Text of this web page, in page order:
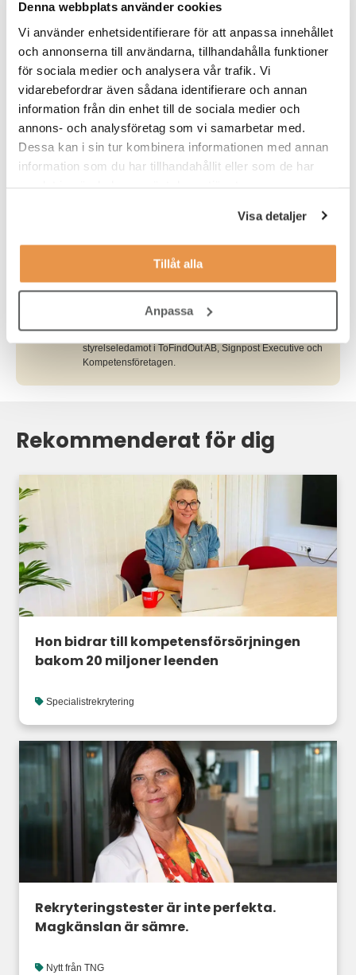
Denna webbplats använder cookies
Vi använder enhetsidentifierare för att anpassa innehållet
och annonserna till användarna, tillhandahålla funktioner
för sociala medier och analysera vår trafik. Vi
vidarebefordrar även sådana identifierare och annan
information från din enhet till de sociala medier och
annons- och analysföretag som vi samarbetar med.
Dessa kan i sin tur kombinera informationen med annan
information som du har tillhandahållit eller som de har
Visa detaljer
Tillåt alla
Anpassa
kandidatupplevelse där kompetens, potential och drivkraft
Vår story
Skribent
Åsa Edman Källströmer
innovation samt lednings- och affärsutveckling med
kompetensbranschen. Under hennes ledarskap har
TNG positionerat sig som en ledande aktör inom
delar Åsa analyser av arbetsmarknadens utveckling,
strategiska ledningsfrågor och hur organisationer kan
se på kompetens med nya perspektiv för att öka tillväxt
och inkludering. Utöver sin VD-roll är hon
styrelseledamot i ToFindOut AB, Signpost Executive och
Kompetensföretagen.
Rekommenderat för dig
Hon bidrar till kompetensförsörjningen
bakom 20 miljoner leenden
Specialistrekrytering
Rekryteringstester är inte perfekta.
Magkänslan är sämre.
Nytt från TNG